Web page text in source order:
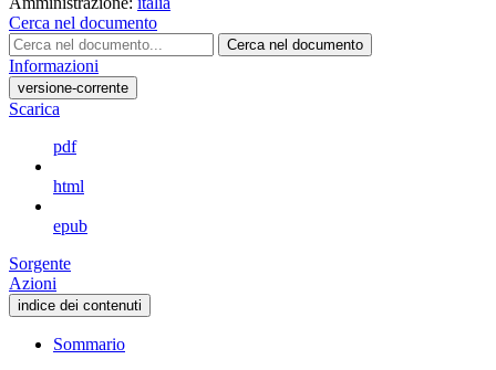
Cerca nel documento
Cerca nel documento
Informazioni
versione-corrente
Scarica
pdf
html
epub
Sorgente
Azioni
indice dei contenuti
Sommario